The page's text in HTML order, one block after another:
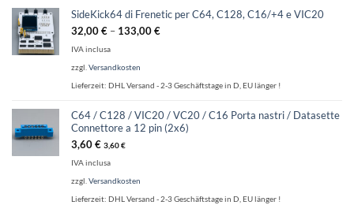
SideKick64 di Frenetic per C64, C128, C16/+4 e VIC20
32,00€ – 133,00€
IVA inclusa
zzgl. Versandkosten
Lieferzeit: DHL Versand - 2-3 Geschäftstage in D, EU länger !
C64 / C128 / VIC20 / VC20 / C16 Porta nastri / Datasette
Connettore a 12 pin (2x6)
3,60€ 3,60€
IVA inclusa
zzgl. Versandkosten
Lieferzeit: DHL Versand - 2-3 Geschäftstage in D, EU länger !